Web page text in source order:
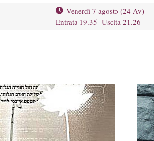
Venerdì 7 agosto (24 Av)
Entrata 19.35- Uscita 21.26